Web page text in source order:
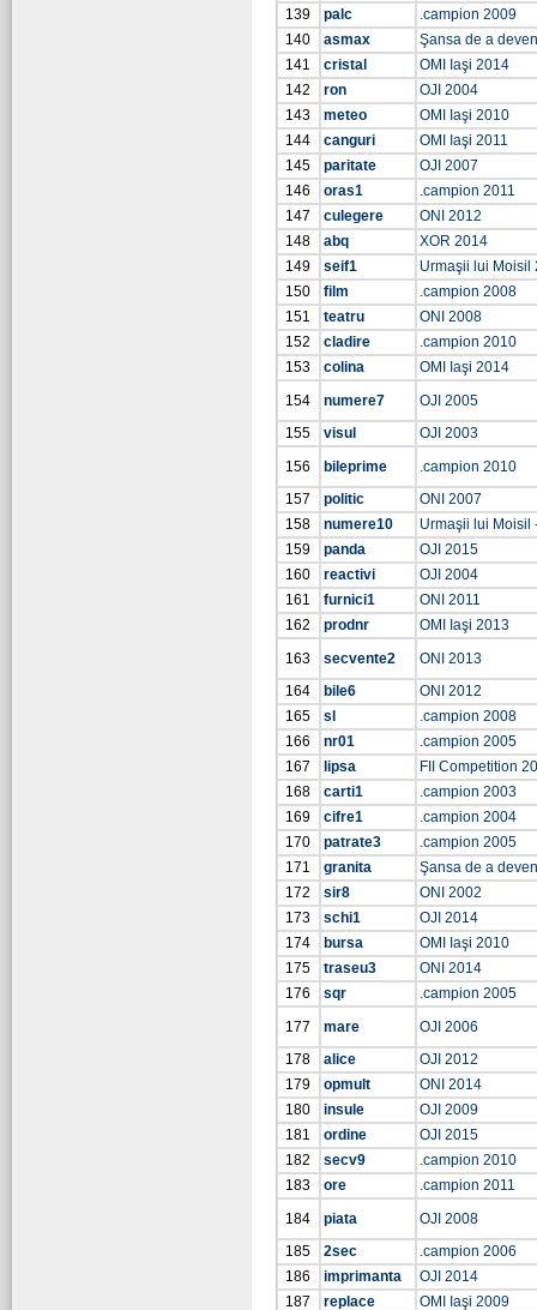
139 palc
.campion 2009
140
asmax
Şansa de a
141
cristal
OMI Iaşi 2014
142
ron
OJI 2004
143
meteo
OMI Iaşi 2010
144
canguri
OMI Iaşi 2011
145
paritate
OJI 2007
146
oras1
.campion 2011
147
culegere
ONI 2012
148
abq
XOR 2014
149
seif1
Urmaşii lui Moisil
150
film
.campion 2008
151
teatru
ONI 2008
152
cladire
.campion 2010
153
colina
OMI Iaşi 2014
154
numere7
OJI 2005
155
visul
OJI 2003
156
bileprime
.campion 2010
157
politic
ONI 2007
158
numere10
Urmaşii lui Moisil
159
panda
OJI 2015
160
reactivi
OJI 2004
161
furnici1
ONI 2011
162
prodnr
OMI Iaşi 2013
163
secvente2
ONI 2013
164
bile6
ONI 2012
165
sl
.campion 2008
166
nr01
.campion 2005
167
lipsa
FII Competition
168
carti1
.campion 2003
169
cifre1
.campion 2004
170
patrate3
.campion 2005
171
granita
Şansa de a
172
sir8
ONI 2002
173
schi1
OJI 2014
174
bursa
OMI Iaşi 2010
175
traseu3
ONI 2014
176
sqr
.campion 2005
177
mare
OJI 2006
178
alice
OJI 2012
179
opmult
ONI 2014
180
insule
OJI 2009
181
ordine
OJI 2015
182
secv9
.campion 2010
183
ore
.campion 2011
184
piata
OJI 2008
185
2sec
.campion 2006
186
imprimanta
OJI 2014
187
replace
OMI Iaşi 2009